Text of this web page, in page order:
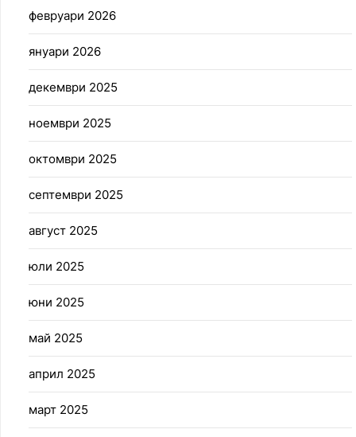
февруари 2026
януари 2026
декември 2025
ноември 2025
октомври 2025
септември 2025
август 2025
юли 2025
юни 2025
май 2025
април 2025
март 2025